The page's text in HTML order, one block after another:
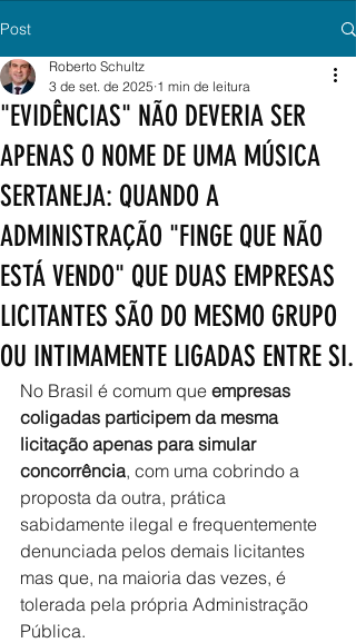
Post
"EVIDÊNCIAS" NÃO DEVERIA SER
APENAS O NOME DE UMA MÚSICA
SERTANEJA: QUANDO A
ADMINISTRAÇÃO "FINGE QUE NÃO
ESTÁ VENDO" QUE DUAS EMPRESAS
LICITANTES SÃO DO MESMO GRUPO
OU INTIMAMENTE LIGADAS ENTRE SI.
Roberto Schultz
3 de set. de 2025 1 min de leitura
No Brasil é comum que empresas
coligadas participem da mesma
licitação apenas para simular
concorrência, com uma cobrindo a
proposta da outra, prática
sabidamente ilegal e frequentemente
denunciada pelos demais licitantes
mas que, na maioria das vezes, é
tolerada pela própria Administração
Pública.